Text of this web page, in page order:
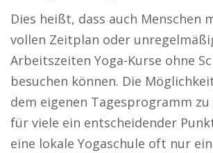
Dies heißt, dass auch Menschen
vollen Zeitplan oder
Arbeitszeiten Yoga-Kurse ohne
besuchen können. Die
dem eigenen Tagesprogramm
für viele ein entscheidender
eine lokale Yogaschule oft nur